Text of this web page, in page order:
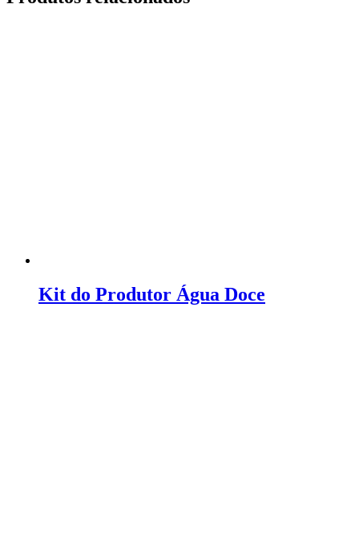
Kit do Produtor Água Doce